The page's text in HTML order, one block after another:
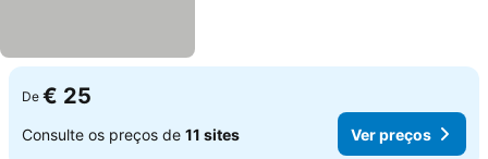
De € 25
Consulte os preços de 11 sites Ver preços